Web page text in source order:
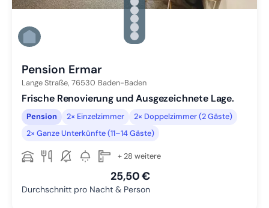
Zu Slide 1 wechseln
Zu Slide 2 wechseln
Zu Slide 3 wechseln
Zu Slide 4 wechseln
Zu Slide 5 wechseln
Zu Slide 6 wechseln
Pension Ermar
Lange Straße, 76530 Baden-Baden
Frische Renovierung und Ausgezeichnete Lage.
Pension 2× Einzelzimmer
2× Doppelzimmer (2 Gäste)
2× Ganze Unterkünfte (11–14 Gäste)
+ 28 weitere
25,50 €
Durchschnitt pro Nacht & Person